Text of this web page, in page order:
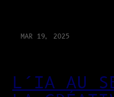
MAR 19, 2025
L’IA AU